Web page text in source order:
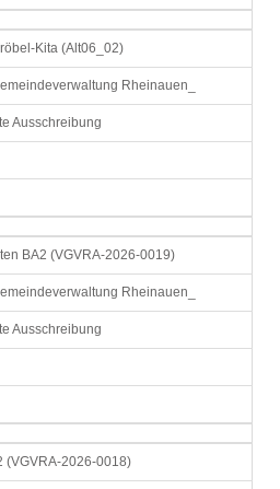
Kita (Alt06_02)
Rheinauen_
Ausschreibung
BA2 (VGVRA-2026-0019)
Rheinauen_
Ausschreibung
(VGVRA-2026-0018)